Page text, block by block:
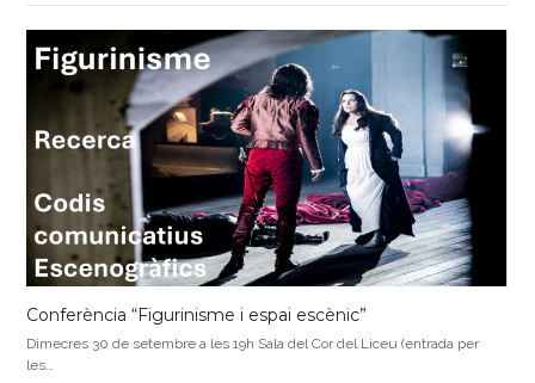
Conferència “Figurinisme i espai escènic”
Dimecres 30 de setembre a les 19h Sala del Cor del Liceu (entrada per
les…